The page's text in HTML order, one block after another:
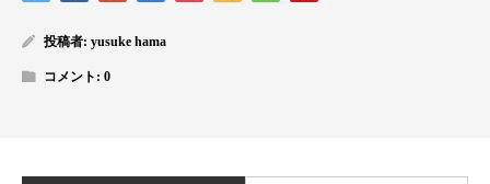
投稿者: yusuke hama
コメント: 0